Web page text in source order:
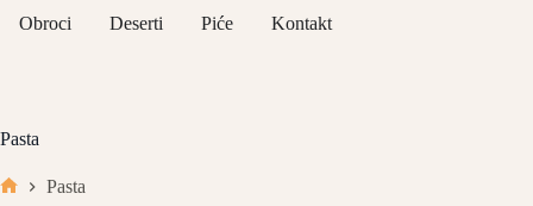
Obroci Deserti Piće Kontakt
Pasta
Pasta